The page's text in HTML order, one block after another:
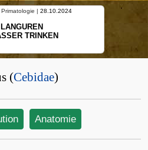
| 28.10.2024
TRINKEN
(Cebidae)
Anatomie